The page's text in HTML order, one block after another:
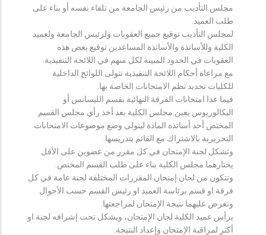
مجلس التأديب من رئيس الجامعة من تلقاء نفسه أو بناء على
طلب العميد.
لمجلس التأديب توقيع جميع العقوبات ولرئيس الجامعة ولعميد
الكلية وللأساتذة والأساتذة المساعدين توقيع بعض هذه
العقوبات في الحدود المبينة لكل منهم في اللائحة التنفيذية.
مع مراعاة أحكام اللائحة التنفيذية تتولى اللوائح الداخلية
للكليات تحديد نظم الامتحانات الخاصة بها.
فيما عدا امتحانات الفرقة النهائية بقسم الليسانس أو
البكالوريوس يعين مجلس الكلية بعد أخذ رأي مجلس القسم
المختص أحد أساتذة المادة ليتولى وضع موضوعات الامتحانات
التحريرية بالاشتراك مع القائم بتدريسها.
وتشكل لجنة الإمتحان في كل مقرر من عضوين على الأقل
يختارهما مجلس الكلية بناء على طلب القسم المختص.
وتتكون من لجان إمتحان المقررات المختلفة لجنة عامة في كل
فرقة او قسم برئاسة العميد او رئيس القسم حسب الأحوال
وتعرض عليهما نتيجة الإمتحان لمراجعتها.
يرأس عميد الكلية لجان الإمتحان، ويشكل تحت إشرافه لجنة او
أكثر لمراقبة الإمتحان وإعداد النتيجة.